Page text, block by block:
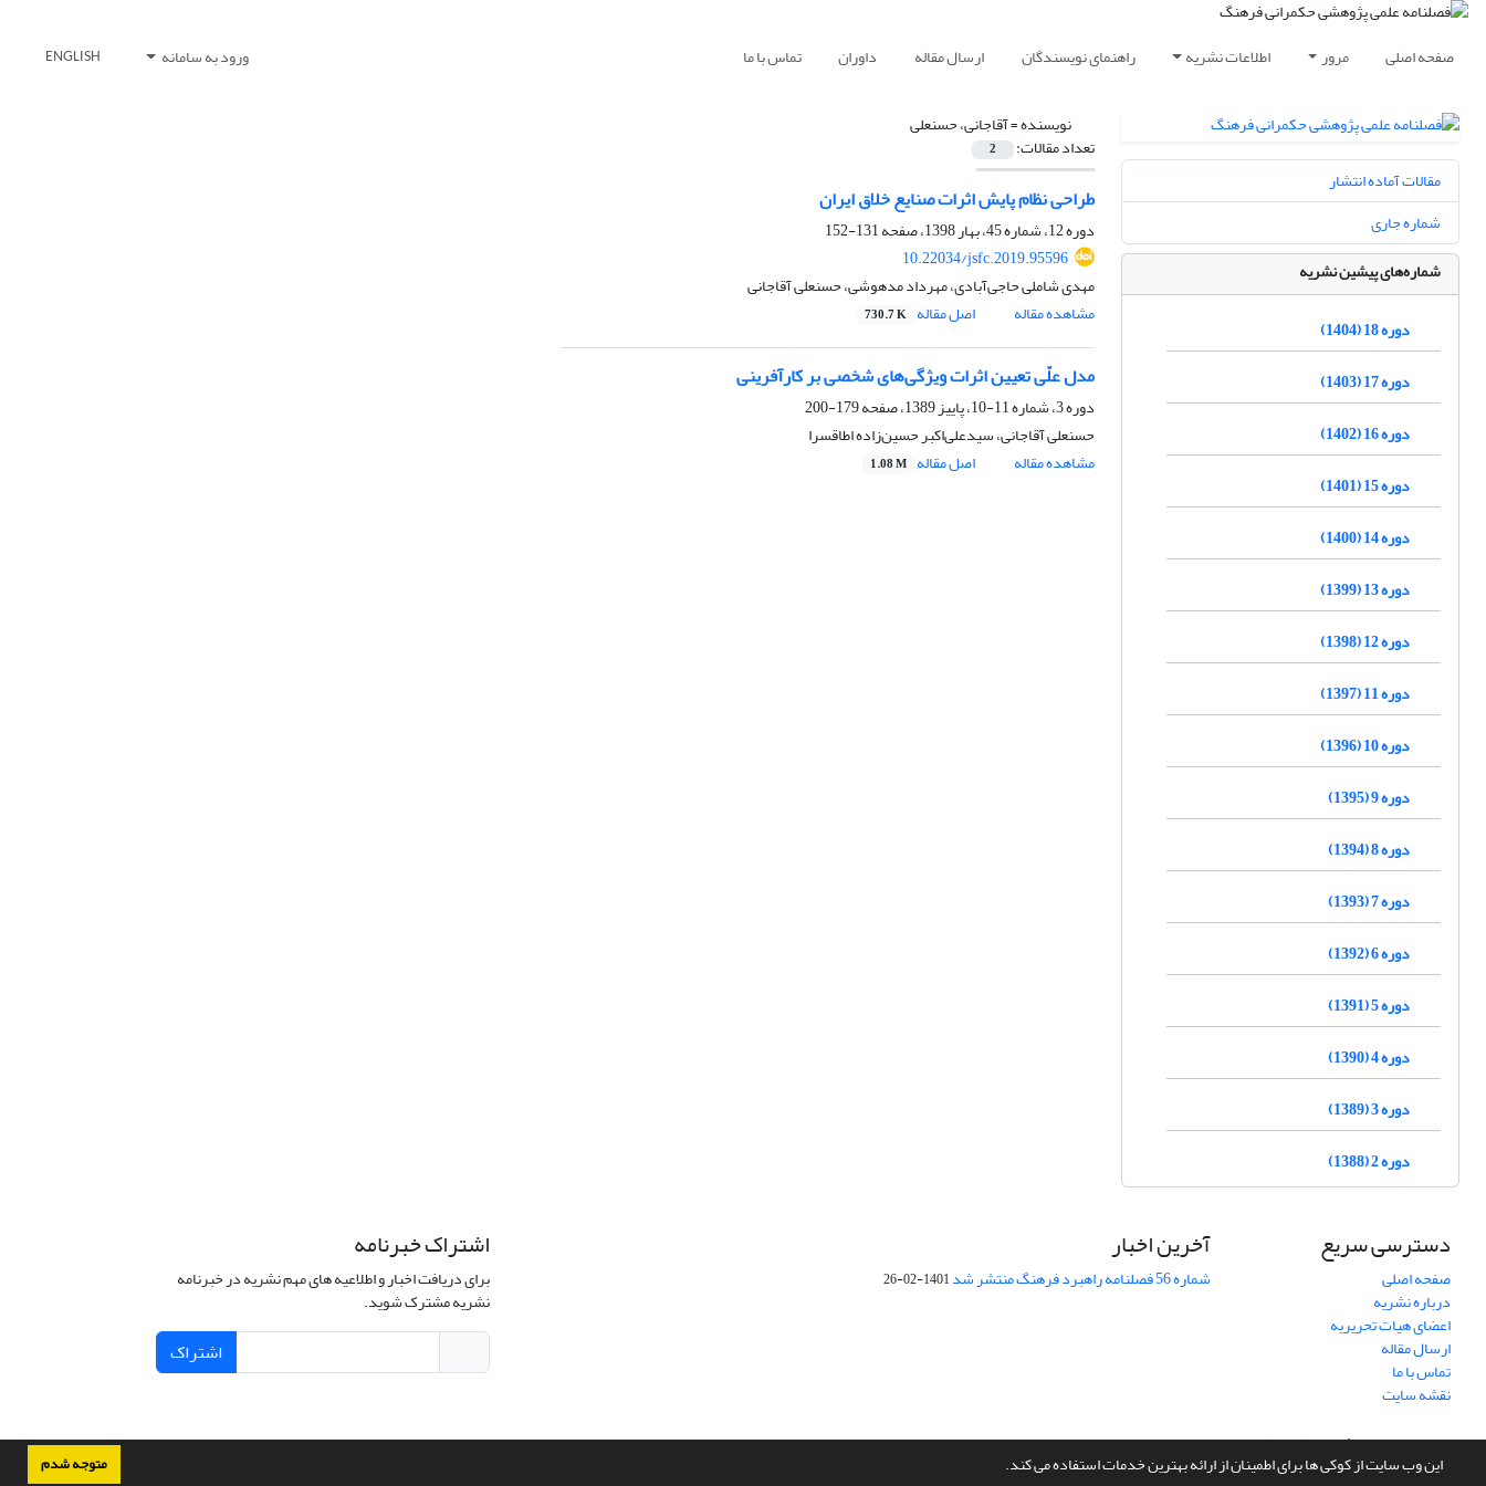
این وب سایت از کوکی ها برای اطمینان از ارائه بهترین خدمات استفاده می کند. متوجه شدم
صفحه اصلی مرور اطلاعات نشریه راهنمای نویسندگان ارسال مقاله داوران تماس با ما ورود به سامانه ENGLISH
نویسنده =آقاجانی، حسنعلی
تعداد مقالات: 2
طراحی نظام پایش اثرات صنایع خلاق ایران
دوره 12، شماره 45، بهار 1398، صفحه
131-152
10.22034/jsfc.2019.95596
مهدی شاملی حاجی‌آبادی، مهرداد مدهوشی، حسنعلی آقاجانی
مشاهده مقاله
اصل مقاله 730.7 K
مدل علّی تعیین اثرات ویژگی­‌های شخصی بر کارآفرینی
دوره 3، شماره 11-10، پاییز 1389، صفحه
179-200
حسنعلی آقاجانی، سیدعلی‌اکبر حسین‌­زاده اطاقسرا
مشاهده مقاله
اصل مقاله 1.08 M
مقالات آماده انتشار
شماره جاری
شماره‌های پیشین نشریه
دوره 18 (1404)
دوره 17 (1403)
دوره 16 (1402)
دوره 15 (1401)
دوره 14 (1400)
دوره 13 (1399)
دوره 12 (1398)
دوره 11 (1397)
دوره 10 (1396)
دوره 9 (1395)
دوره 8 (1394)
دوره 7 (1393)
دوره 6 (1392)
دوره 5 (1391)
دوره 4 (1390)
دوره 3 (1389)
دوره 2 (1388)
دسترسی سریع
صفحه اصلی
درباره نشریه
اعضای هیات تحریریه
ارسال مقاله
تماس با ما
نقشه سایت
آخرین اخبار
شماره 56 فصلنامه راهبرد فرهنگ منتشر شد 1401-02-26
اشتراک خبرنامه
برای دریافت اخبار و اطلاعیه های مهم نشریه در خبرنامه
نشریه مشترک شوید.
اشتراک
سامانه مدیریت نشریات علمی.طراحی و پیاده سازی ازسیناوب